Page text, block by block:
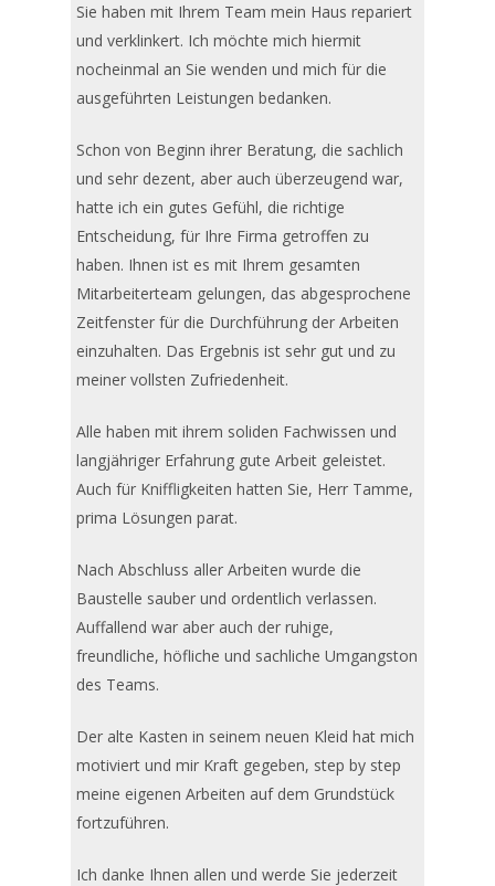
Sie haben mit Ihrem Team mein Haus repariert
und verklinkert. Ich möchte mich hiermit
nocheinmal an Sie wenden und mich für die
ausgeführten Leistungen bedanken.
Schon von Beginn ihrer Beratung, die sachlich
und sehr dezent, aber auch überzeugend war,
hatte ich ein gutes Gefühl, die richtige
Entscheidung, für Ihre Firma getroffen zu
haben. Ihnen ist es mit Ihrem gesamten
Mitarbeiterteam gelungen, das abgesprochene
Zeitfenster für die Durchführung der Arbeiten
einzuhalten. Das Ergebnis ist sehr gut und zu
meiner vollsten Zufriedenheit.
Alle haben mit ihrem soliden Fachwissen und
langjähriger Erfahrung gute Arbeit geleistet.
Auch für Kniffligkeiten hatten Sie, Herr Tamme,
prima Lösungen parat.
Nach Abschluss aller Arbeiten wurde die
Baustelle sauber und ordentlich verlassen.
Auffallend war aber auch der ruhige,
freundliche, höfliche und sachliche Umgangston
des Teams.
Der alte Kasten in seinem neuen Kleid hat mich
motiviert und mir Kraft gegeben, step by step
meine eigenen Arbeiten auf dem Grundstück
fortzuführen.
Ich danke Ihnen allen und werde Sie jederzeit